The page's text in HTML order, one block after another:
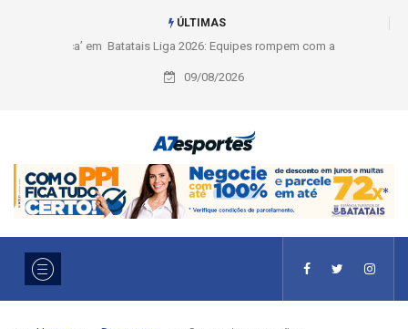
ÚLTIMAS
Liga 2026: Equipes rompem com a LABE na Série Ouro e entidade define
a 2° fase, times e formato
09/08/2026